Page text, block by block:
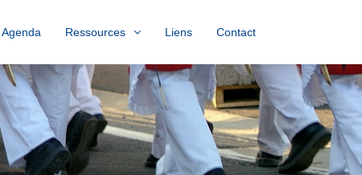
Agenda Ressources Liens Contact